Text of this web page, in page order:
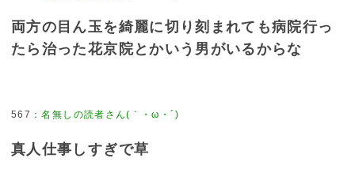
両方の目ん玉を綺麗に切り刻まれても病院行っ
たら治った花京院とかいう男がいるからな
567 ：名無しの読者さん(｀・ω・´)
真人仕事しすぎで草